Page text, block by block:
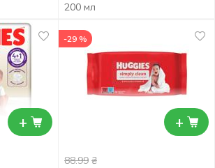
200 мл
+ +
-29 %
88.99 ₴